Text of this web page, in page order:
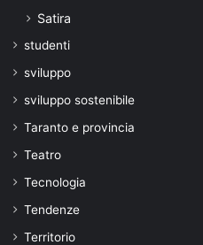
Satira
studenti
sviluppo
sviluppo sostenibile
Taranto e provincia
Teatro
Tecnologia
Tendenze
Territorio